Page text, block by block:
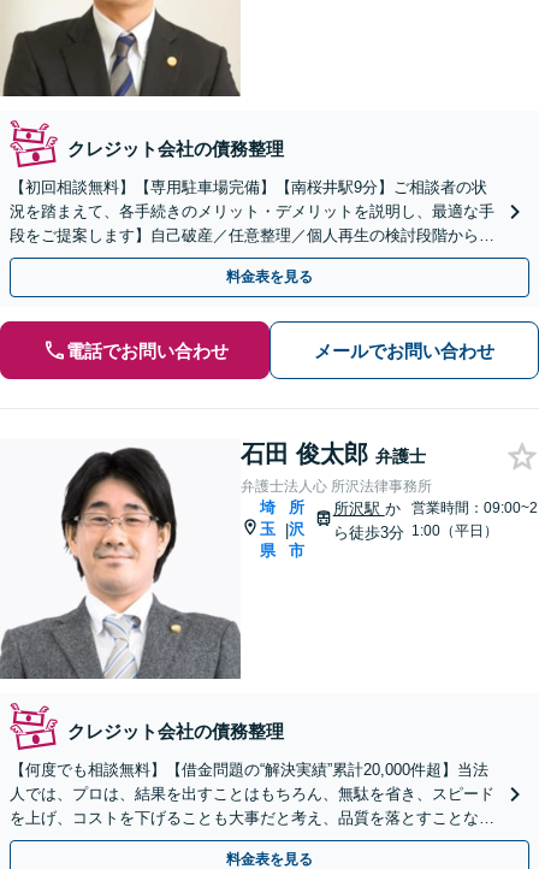
クレジット会社の債務整理
【初回相談無料】【専用駐車場完備】【南桜井駅9分】ご相談者の状
況を踏まえて、各手続きのメリット・デメリットを説明し、最適な手
段をご提案します】自己破産／任意整理／個人再生の検討段階から親
身にサポートし、迅速な解決へ尽力【夜間・休日面談可】
料金表を見る
電話でお問い合わせ メールでお問い合わせ
石田 俊太郎 弁護士
弁護士法人心 所沢法律事務所
埼
玉
県
|
所
沢
市
所沢駅 か
ら徒歩3分
営業時間：09:00~2
1:00（平日）
クレジット会社の債務整理
【何度でも相談無料】【借金問題の“解決実績”累計20,000件超】当法
人では、プロは、結果を出すことはもちろん、無駄を省き、スピード
を上げ、コストを下げることも大事だと考え、品質を落とすことな
く、費用を可能な限り安くすることにこだわります。
料金表を見る